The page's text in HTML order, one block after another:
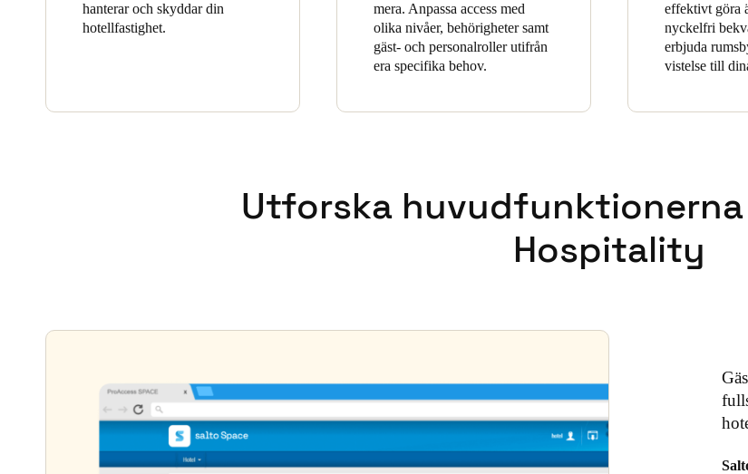
hanterar och skyddar din
hotellfastighet.
mera. Anpassa access med
olika nivåer, behörigheter samt
gäst- och personalroller utifrån
era specifika behov.
effektivt göra
nyckelfri
erbjuda
vistelse till
Utforska huvudfunktionerna
Hospitality